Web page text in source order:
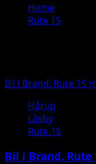
Home
Rute 15
Bil i Brand. Rute 15
Hårup
Låsby
Rute 15
Bil i Brand.